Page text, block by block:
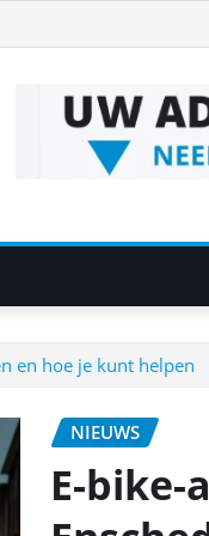
en hoe je kunt helpen
NIEUWS
E-bike-